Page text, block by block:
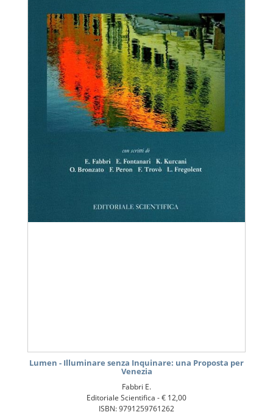
Lumen - Illuminare senza Inquinare: una Proposta per
Venezia
Fabbri E.
Editoriale Scientifica -€ 12,00
ISBN: 9791259761262